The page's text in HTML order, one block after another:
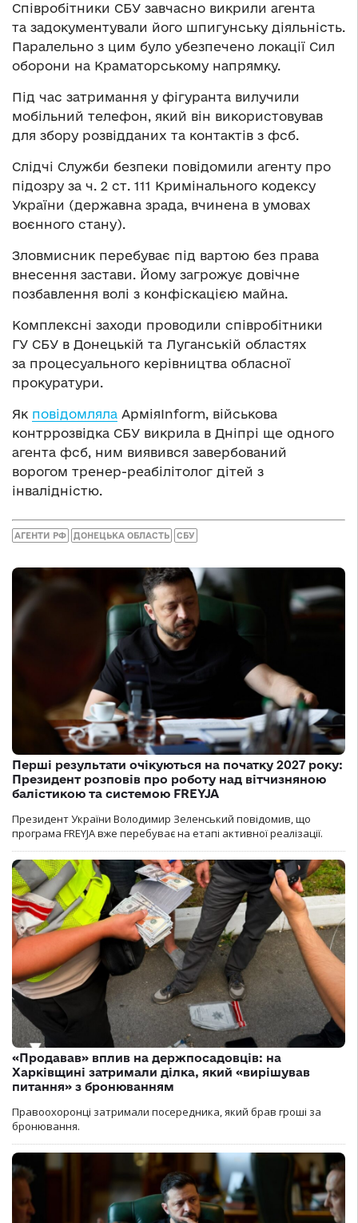
Співробітники СБУ завчасно викрили агента
та задокументували його шпигунську діяльність.
Паралельно з цим було убезпечено локації Сил
оборони на Краматорському напрямку.
Під час затримання у фігуранта вилучили
мобільний телефон, який він використовував
для збору розвідданих та контактів з фсб.
Слідчі Служби безпеки повідомили агенту про
підозру за ч. 2 ст. 111 Кримінального кодексу
України (державна зрада, вчинена в умовах
воєнного стану).
Зловмисник перебуває під вартою без права
внесення застави. Йому загрожує довічне
позбавлення волі з конфіскацією майна.
Комплексні заходи проводили співробітники
ГУ СБУ в Донецькій та Луганській областях
за процесуального керівництва обласної
прокуратури.
Як повідомляла АрміяInform, військова
контррозвідка СБУ викрила в Дніпрі ще одного
агента фсб, ним виявився завербований
ворогом тренер-реабілітолог дітей з
інвалідністю.
АГЕНТИ РФ ДОНЕЦЬКА ОБЛАСТЬ СБУ
Перші результати очікуються на початку 2027 року:
Президент розповів про роботу над вітчизняною
балістикою та системою FREYJA
Президент України Володимир Зеленський повідомив, що
програма FREYJA вже перебуває на етапі активної реалізації.
«Продавав» вплив на держпосадовців: на
Харківщині затримали ділка, який «вирішував
питання» з бронюванням
Правоохоронці затримали посередника, який брав гроші за
бронювання.